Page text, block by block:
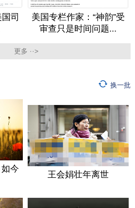
司
美国专栏作家：“神韵”受
审查只是时间问题...
更多 ··>
换一批
今
王会娟壮年离世